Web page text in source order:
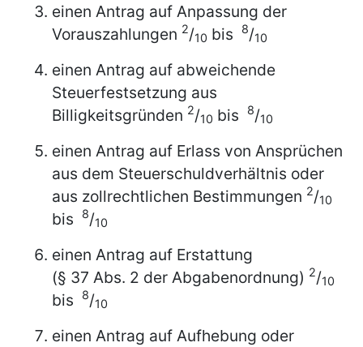
einen Antrag auf Anpassung der
Vorauszahlungen 2/10 bis 8/10
einen Antrag auf abweichende
Steuerfestsetzung aus
Billigkeitsgründen 2/10 bis 8/10
einen Antrag auf Erlass von Ansprüchen
aus dem Steuerschuldverhältnis oder
aus zollrechtlichen Bestimmungen 2/10
bis 8/10
einen Antrag auf Erstattung
(§ 37 Abs. 2 der Abgabenordnung) 2/10
bis 8/10
einen Antrag auf Aufhebung oder